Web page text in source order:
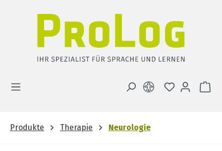
DU HAST 0
Produkte Therapie Neurologie